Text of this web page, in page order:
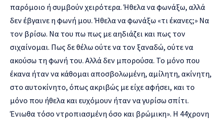
παρόμοιο ή συμβούν χειρότερα. Ήθελα να φωνάξω, αλλά
δεν έβγαινε η φωνή μου. Ήθελα να φωνάξω «τι έκανες;» Να
τον βρίσω. Να του πω πως με αηδιάζει και πως τον
σιχαίνομαι. Πως δε θέλω ούτε να τον ξαναδώ, ούτε να
ακούσω τη φωνή του. Αλλά δεν μπορούσα. Το μόνο που
έκανα ήταν να κάθομαι αποσβολωμένη, αμίλητη, ακίνητη,
στο αυτοκίνητο, όπως ακριβώς με είχε αφήσει, και το
μόνο που ήθελα και ευχόμουν ήταν να γυρίσω σπίτι.
Ένιωθα τόσο ντροπιασμένη όσο και βρώμικη». Η 44χρονη